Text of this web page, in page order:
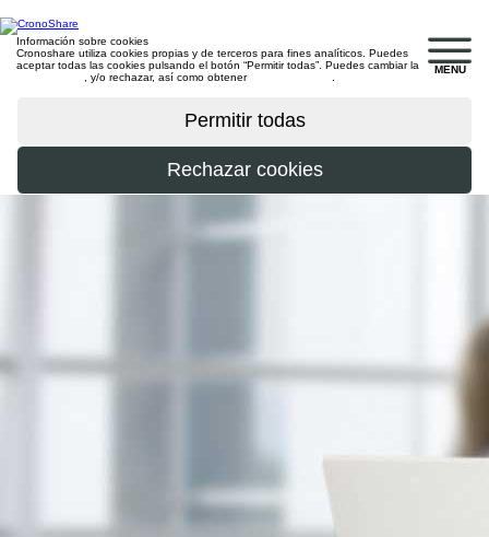
MENU
Información sobre cookies
Cronoshare utiliza cookies propias y de terceros para fines analíticos. Puedes
aceptar todas las cookies pulsando el botón “Permitir todas”. Puedes cambiar la
, y/o rechazar, así como obtener